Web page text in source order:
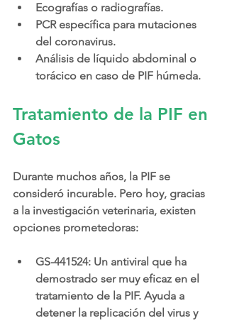
Ecografías o radiografías.
PCR específica para mutaciones
del coronavirus.
Análisis de líquido abdominal o
torácico en caso de PIF húmeda.
Tratamiento de la PIF en
Gatos
Durante muchos años, la PIF se
consideró incurable. Pero hoy, gracias
a la investigación veterinaria, existen
opciones prometedoras:
GS-441524: Un antiviral que ha
demostrado ser muy eficaz en el
tratamiento de la PIF. Ayuda a
detener la replicación del virus y